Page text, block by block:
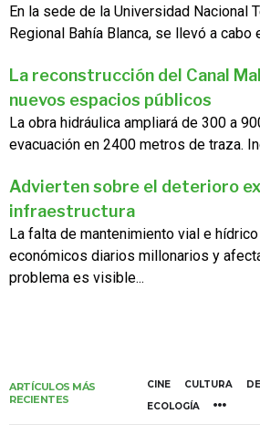
En la sede de la Universidad Nacional
Regional Bahía Blanca, se llevó a cabo
La reconstrucción del Canal
nuevos espacios públicos
La obra hidráulica ampliará de 300 a
evacuación en 2400 metros de traza.
Advierten sobre el deterioro
infraestructura
La falta de mantenimiento vial e
económicos diarios millonarios y
problema es visible...
ARTÍCULOS MÁS
RECIENTES
CINE CULTURA
ECOLOGÍA